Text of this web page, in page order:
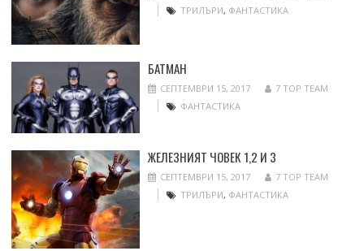
ТРИЛЪРИ, ФАНТАСТИКА
БАТМАН
СЕПТЕМВРИ 15, 2017
7 TOP TEAM
ФАНТАСТИКА
ЖЕЛЕЗНИЯТ ЧОВЕК 1,2 И 3
СЕПТЕМВРИ 15, 2017
7 TOP TEAM
ТРИЛЪРИ, ФАНТАСТИКА